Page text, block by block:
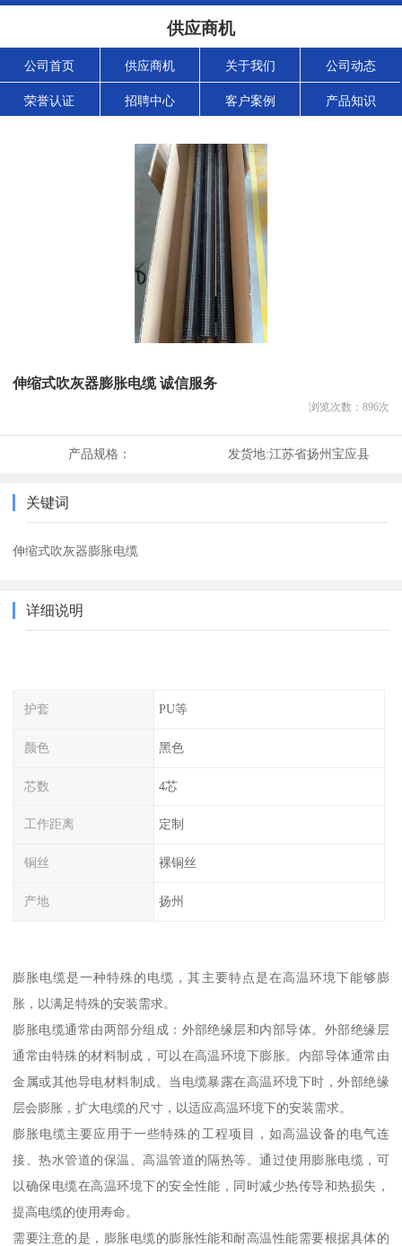
供应商机
公司首页 供应商机 关于我们 公司动态
荣誉认证 招聘中心 客户案例 产品知识
伸缩式吹灰器膨胀电缆 诚信服务
浏览次数： 896次
产品规格： 发货地:江苏省扬州宝应县
关键词
伸缩式吹灰器膨胀电缆
详细说明
护套 PU等
颜色 黑色
芯数 4芯
工作距离 定制
铜丝 裸铜丝
产地 扬州
膨胀电缆是一种特殊的电缆，其主要特点是在高温环境下能够膨
胀，以满足特殊的安装需求。
膨胀电缆通常由两部分组成：外部绝缘层和内部导体。外部绝缘层
通常由特殊的材料制成，可以在高温环境下膨胀。内部导体通常由
金属或其他导电材料制成。当电缆暴露在高温环境下时，外部绝缘
层会膨胀，扩大电缆的尺寸，以适应高温环境下的安装需求。
膨胀电缆主要应用于一些特殊的工程项目，如高温设备的电气连
接、热水管道的保温、高温管道的隔热等。通过使用膨胀电缆，可
以确保电缆在高温环境下的安全性能，同时减少热传导和热损失，
提高电缆的使用寿命。
需要注意的是，膨胀电缆的膨胀性能和耐高温性能需要根据具体的